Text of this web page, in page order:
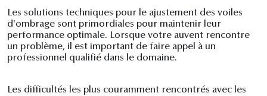
Les solutions techniques pour le ajustement des voiles
d'ombrage sont primordiales pour maintenir leur
performance optimale. Lorsque votre auvent rencontre
un problème, il est important de faire appel à un
professionnel qualifié dans le domaine.
Les difficultés les plus couramment rencontrés avec les